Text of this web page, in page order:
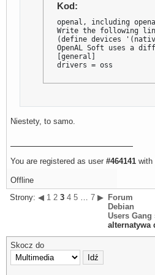
Kod:
openal, including
Write the following
(define devices
OpenAL Soft uses a
[general]
drivers = oss
Niestety, to samo.
You are registered as user #464141 with
Offline
Strony: ◀ 1 2 3 4 5 7 ▶ Forum
Debian
Users Gang
alternatywa
Skocz do